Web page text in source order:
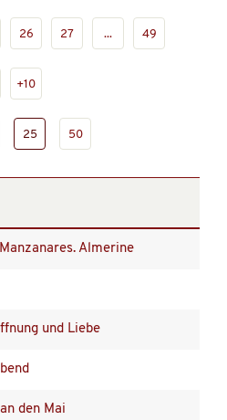
26 27 ... 49
+10
25 50
Almerine
und Liebe
den Mai